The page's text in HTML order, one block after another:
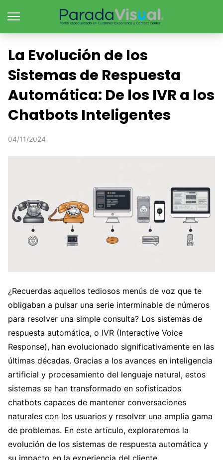
La Evolución de los
Sistemas de Respuesta
Automática: De los IVR a los
Chatbots Inteligentes
04/11/2024
¿Recuerdas aquellos tediosos menús de voz que te
obligaban a pulsar una serie interminable de números
para resolver una simple consulta? Los sistemas de
respuesta automática, o IVR (Interactive Voice
Response), han evolucionado significativamente en las
últimas décadas. Gracias a los avances en inteligencia
artificial y procesamiento del lenguaje natural, estos
sistemas se han transformado en sofisticados
chatbots capaces de mantener conversaciones
naturales con los usuarios y resolver una amplia gama
de problemas. En este artículo, exploraremos la
evolución de los sistemas de respuesta automática y